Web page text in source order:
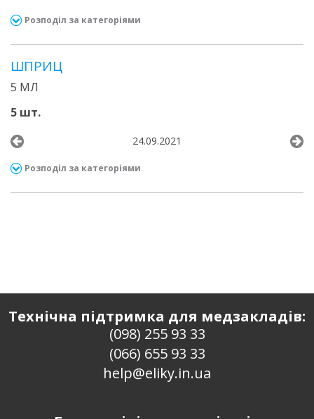
Розподіл за категоріями
ШПРИЦ
5 МЛ
5 шт.
24.09.2021
Розподіл за категоріями
Технічна підтримка для медзакладів:
(098) 255 93 33
(066) 655 93 33
help@eliky.in.ua